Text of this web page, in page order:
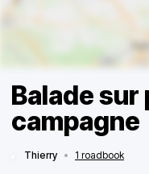
Balade
campagne
Thierry • 1 roadbook